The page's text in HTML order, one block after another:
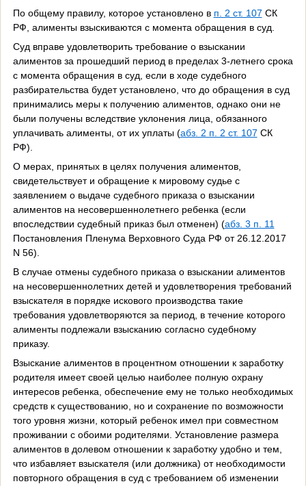
По общему правилу, которое установлено в п. 2 ст. 107 СК
РФ, алименты взыскиваются с момента обращения в суд.
Суд вправе удовлетворить требование о взыскании
алиментов за прошедший период в пределах 3-летнего срока
с момента обращения в суд, если в ходе судебного
разбирательства будет установлено, что до обращения в суд
принимались меры к получению алиментов, однако они не
были получены вследствие уклонения лица, обязанного
уплачивать алименты, от их уплаты (абз. 2 п. 2 ст. 107 СК
РФ).
О мерах, принятых в целях получения алиментов,
свидетельствует и обращение к мировому судье с
заявлением о выдаче судебного приказа о взыскании
алиментов на несовершеннолетнего ребенка (если
впоследствии судебный приказ был отменен) (абз. 3 п. 11
Постановления Пленума Верховного Суда РФ от 26.12.2017
N 56).
В случае отмены судебного приказа о взыскании алиментов
на несовершеннолетних детей и удовлетворения требований
взыскателя в порядке искового производства такие
требования удовлетворяются за период, в течение которого
алименты подлежали взысканию согласно судебному
приказу.
Взыскание алиментов в процентном отношении к заработку
родителя имеет своей целью наиболее полную охрану
интересов ребенка, обеспечение ему не только необходимых
средств к существованию, но и сохранение по возможности
того уровня жизни, который ребенок имел при совместном
проживании с обоими родителями. Установление размера
алиментов в долевом отношении к заработку удобно и тем,
что избавляет взыскателя (или должника) от необходимости
повторного обращения в суд с требованием об изменении